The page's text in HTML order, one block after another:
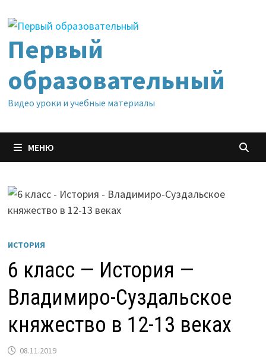
содержимому
Первый
образовательный
Видео уроки и учебные материалы
МЕНЮ
ИСТОРИЯ
6 класс — История —
Владимиро-Суздальское
княжество в 12-13 веках
08.11.2019